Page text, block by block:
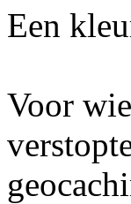
Een
Voor